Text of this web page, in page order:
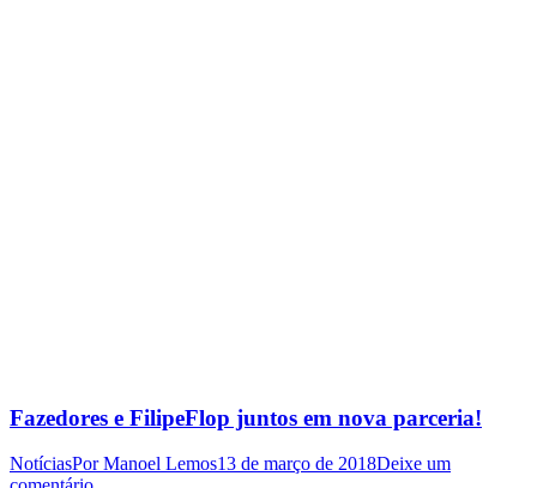
Fazedores e FilipeFlop juntos em nova parceria!
NotíciasPorManoel Lemos13 de março de 2018Deixe um